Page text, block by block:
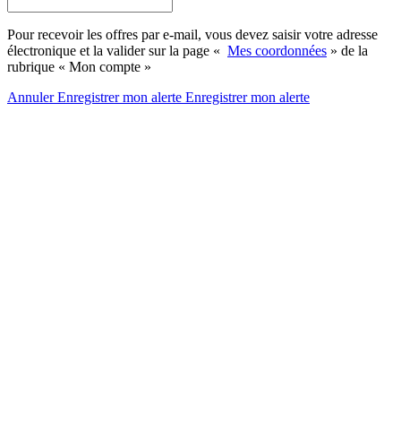
Pour recevoir les offres par e-mail, vous devez saisir votre adresse
électronique et la valider sur la page « Mes coordonnées » de la
rubrique « Mon compte »
AnnulerEnregistrer mon alerte Enregistrermon alerte